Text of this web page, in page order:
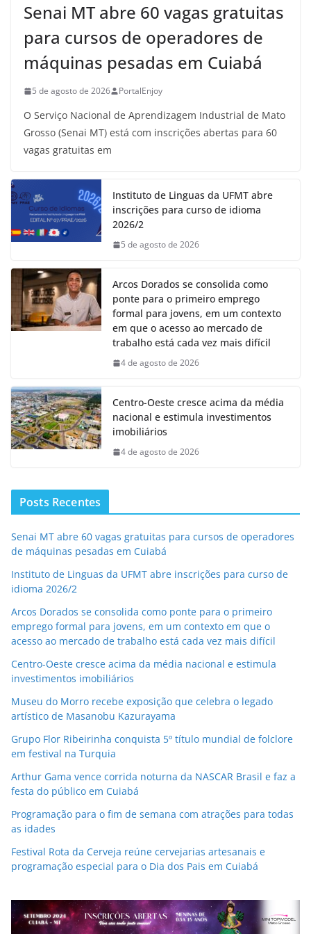
Senai MT abre 60 vagas gratuitas
para cursos de operadores de
máquinas pesadas em Cuiabá
5 de agosto de 2026 PortalEnjoy
O Serviço Nacional de Aprendizagem Industrial de Mato
Grosso (Senai MT) está com inscrições abertas para 60
vagas gratuitas em
Instituto de Linguas da UFMT abre
inscrições para curso de idioma
2026/2
5 de agosto de 2026
Arcos Dorados se consolida como
ponte para o primeiro emprego
formal para jovens, em um contexto
em que o acesso ao mercado de
trabalho está cada vez mais difícil
4 de agosto de 2026
Centro-Oeste cresce acima da média
nacional e estimula investimentos
imobiliários
4 de agosto de 2026
Posts Recentes
Senai MT abre 60 vagas gratuitas para cursos de operadores
de máquinas pesadas em Cuiabá
Instituto de Linguas da UFMT abre inscrições para curso de
idioma 2026/2
Arcos Dorados se consolida como ponte para o primeiro
emprego formal para jovens, em um contexto em que o
acesso ao mercado de trabalho está cada vez mais difícil
Centro-Oeste cresce acima da média nacional e estimula
investimentos imobiliários
Museu do Morro recebe exposição que celebra o legado
artístico de Masanobu Kazurayama
Grupo Flor Ribeirinha conquista 5º título mundial de folclore
em festival na Turquia
Arthur Gama vence corrida noturna da NASCAR Brasil e faz a
festa do público em Cuiabá
Programação para o fim de semana com atrações para todas
as idades
Festival Rota da Cerveja reúne cervejarias artesanais e
programação especial para o Dia dos Pais em Cuiabá